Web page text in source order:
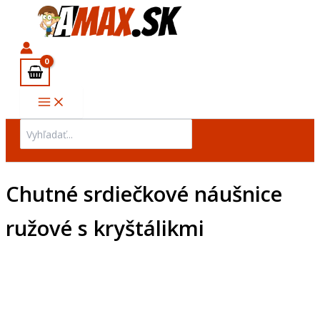
Preskočiť
obsah
for:
Chutné srdiečkové náušnice
ružové s kryštálikmi
množstvo
Chutné
srdiečkové
náušnice
ružové